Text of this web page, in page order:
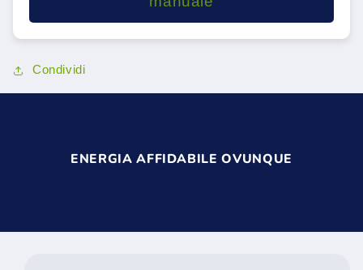
Condividi
ENERGIA AFFIDABILE OVUNQUE